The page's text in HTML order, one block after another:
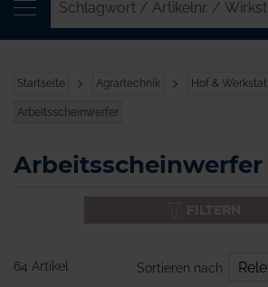
Startseite Agrartechnik Hof &
Arbeitsscheinwerfer
Arbeitsscheinwerfer
64 Artikel Sortieren nach